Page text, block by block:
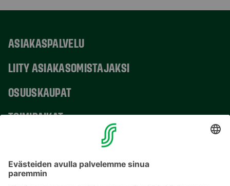
ASIAKASPALVELU
LIITY ASIAKASOMISTAJAKSI
OSUUSKAUPAT
TOIMIPAIKAT